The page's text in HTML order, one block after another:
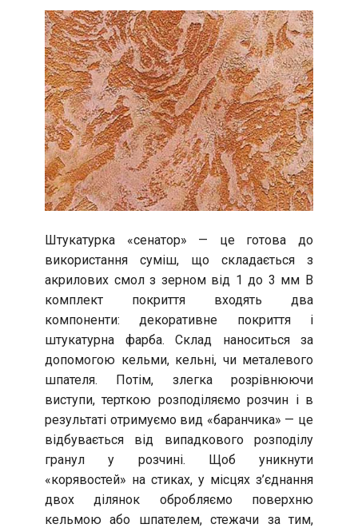
Штукатурка «сенатор» — це готова до
використання суміш, що складається з
акрилових смол з зерном від 1 до 3 мм В
комплект покриття входять два
компоненти: декоративне покриття і
штукатурна фарба. Склад наноситься за
допомогою кельми, кельні, чи металевого
шпателя. Потім, злегка розрівнюючи
виступи, терткою розподіляємо розчин і в
результаті отримуємо вид «баранчика» — це
відбувається від випадкового розподілу
гранул у розчині. Щоб уникнути
«корявостей» на стиках, у місцях з’єднання
двох ділянок обробляємо поверхню
кельмою або шпателем, стежачи за тим,